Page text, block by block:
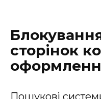
сторінок
Пошукові